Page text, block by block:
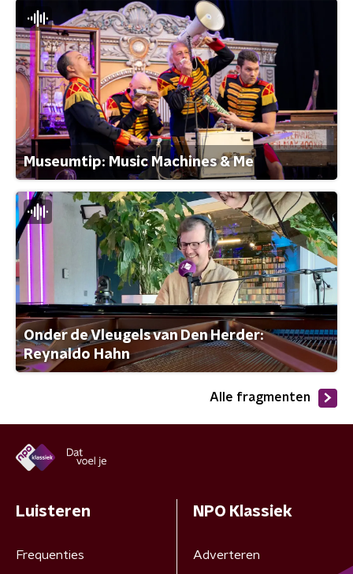
Museumtip: Music Machines & Me
Onder de Vleugels van Den Herder:
Reynaldo Hahn
Alle fragmenten
Luisteren
Frequenties
NPO Klassiek
Adverteren